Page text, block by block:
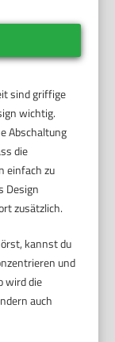
sind griffige
wichtig.
Abschaltung
die
einfach zu
Design
zusätzlich.
kannst du
und
wird die
auch